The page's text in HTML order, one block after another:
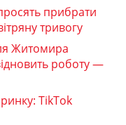
прибрати
тривогу
Житомира
роботу —
TikTok